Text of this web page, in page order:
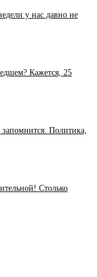
у нас давно не
Кажется, 25
Политика,
Столько